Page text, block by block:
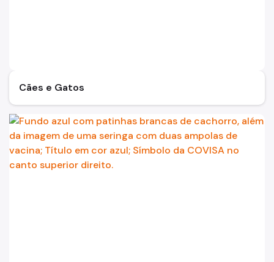
Lacraias e Centopéias
Morcegos
Mosquitos
Cães e Gatos